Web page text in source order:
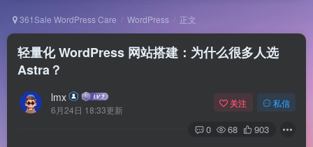
361Sale WordPress Care WordPress 正文
轻量化 WordPress 网站搭建：为什么很多人选
Astra？
lmx
6月24日 18:33更新
关注 私信
0 68 903